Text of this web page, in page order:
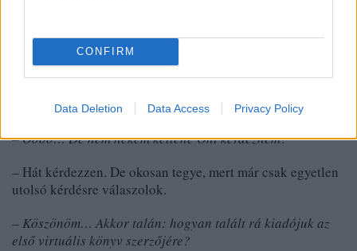
CONFIRM
Data Deletion Data Access Privacy Policy
– Na figyeljen ide. Maga, amennyire ezt a szemüvegem
belső felületén megjelenő sisakos képe alapján meg tudom
ítélni, egy kedves, udavrias fiatalember. Úgy látom, még
egy mentőkérdést. Mit tud Tsúszó Sándorról?
– Öööö… De nem nekem kellene Önt kérdeznem?
– Hát kérdezzen. De okosan tegye, mert már csak egyetlen
utolsó kérdésre válaszolok.
– Köszönöm… Akkor talán: hogyan talált rá kiadójuk az
első virtuális könyv szerzőjére?